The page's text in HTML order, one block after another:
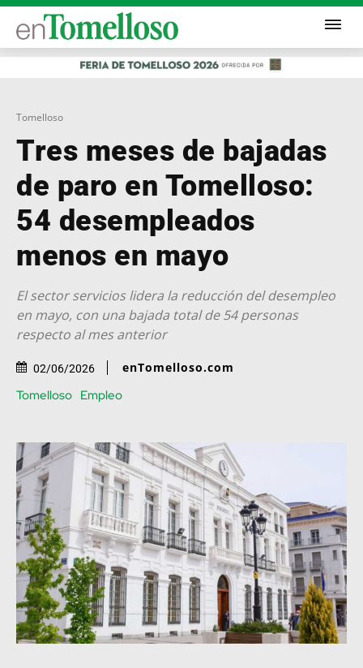
Tomelloso
Tres meses de bajadas
de paro en Tomelloso:
54 desempleados
menos en mayo
El sector servicios lidera la reducción del desempleo
en mayo, con una bajada total de 54 personas
respecto al mes anterior
02/06/2026 enTomelloso.com
Tomelloso Empleo